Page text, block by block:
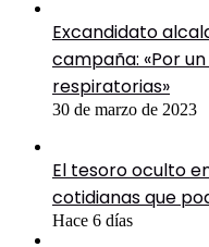
Excandidato
campaña: «Por
respiratorias»
30 de marzo de 2023
El tesoro oculto
cotidianas que
Hace 6 días